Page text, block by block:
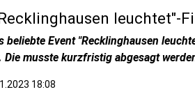
leuchtet"-
beliebte Event "Recklinghausen
Die musste kurzfristig abgesagt
18:08